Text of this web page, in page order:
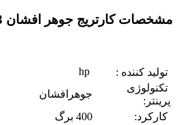
مشخصات کارتریج جوهر افشان 933 hp
تولید کننده :
تکنولوژی
پرینتر:
جوهرافشان
کارکرد: